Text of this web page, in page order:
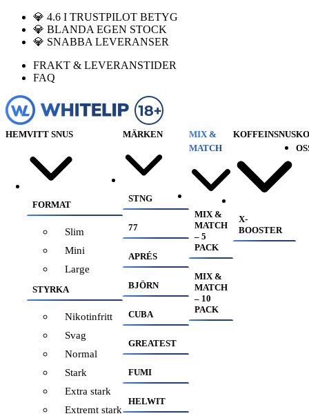
💎 4.6 I TRUSTPILOT BETYG
💎 BLANDA EGEN STOCK
💎 SNABBA LEVERANSER
FRAKT & LEVERANSTIDER
FAQ
HEMVITT SNUS
FORMAT
Slim
Mini
Large
STYRKA
Nikotinfritt
Svag
Normal
Stark
Extra stark
Extremt stark
MÄRKEN
STNG
77
APRÉS
BJÖRN
CUBA
GREATEST
FUMI
HELWIT
MIX &
MATCH
MIX &
MATCH
– 5
PACK
MIX &
MATCH
– 10
PACK
KOFFEINSNUS
X-
BOOSTER